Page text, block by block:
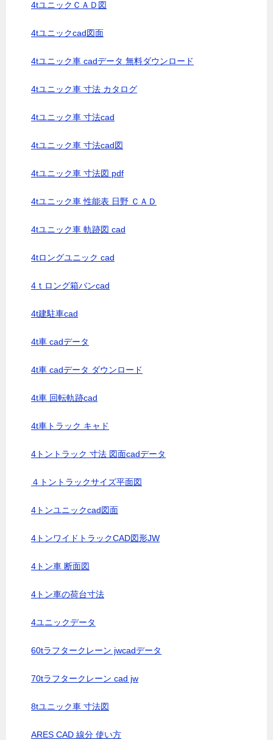
4tユニックＣＡＤ図
4tユニックcad図面
4tユニック車 cadデータ 無料ダウンロード
4tユニック車 寸法 カタログ
4tユニック車 寸法cad
4tユニック車 寸法cad図
4tユニック車 寸法図 pdf
4tユニック車 性能表 日野 ＣＡＤ
4tユニック車 軌跡図 cad
4tロングユニック cad
4ｔロング箱バンcad
4t建駐車cad
4t車 cadデータ
4t車 cadデータ ダウンロード
4t車 回転軌跡cad
4t車トラック キャド
4トントラック 寸法 図面cadデータ
４トントラックサイズ平面図
4トンユニックcad図面
4トンワイドトラックCAD図形JW
4トン車 断面図
4トン車の荷台寸法
4ユニックデータ
60tラフタークレーン jwcadデータ
70tラフタークレーン cad jw
8tユニック車 寸法図
ARES CAD 線分 使い方